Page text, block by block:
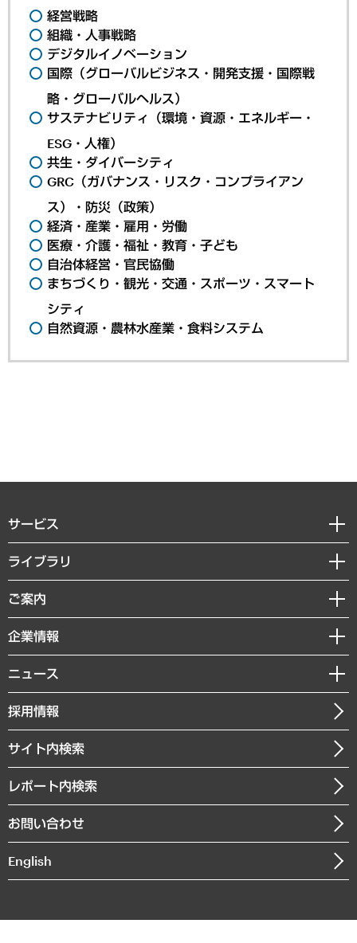
経営戦略
組織・人事戦略
デジタルイノベーション
国際（グローバルビジネス・開発支援・国際戦
略・グローバルヘルス）
サステナビリティ（環境・資源・エネルギー・
ESG・人権）
共生・ダイバーシティ
GRC（ガバナンス・リスク・コンプライアン
ス）・防災（政策）
経済・産業・雇用・労働
医療・介護・福祉・教育・子ども
自治体経営・官民協働
まちづくり・観光・交通・スポーツ・スマート
シティ
自然資源・農林水産業・食料システム
サービス
経営戦略
組織・人事戦略
デジタルイノベーション
共生・ダイバーシティ
GRC（ガバナンス・リスク・コンプライアンス）・防災（政策）
経済・産業・雇用・労働
まちづくり・観光・交通・スポーツ・スマートシティ
自然資源・農林水産業・食料システム
ライブラリ
経済調査
レポート
コラム
経営用語集
受託・受注実績（官公庁関連）
メディア掲載・出演
ご案内
セミナー・イベント情報
MUFGビジネスセミナー
受託案件情報
企業情報
私たちの想い
社長メッセージ
会社概要
沿革
組織図・本部部室紹介
インドネシア現地法人
個人情報保護方針
ニュース
ニュースリリース
お知らせ
採用情報
サイト内検索
レポート内検索
お問い合わせ
English